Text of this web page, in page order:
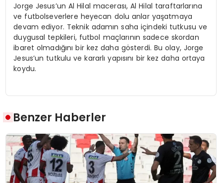
Jorge Jesus’un Al Hilal macerası, Al Hilal taraftarlarına
ve futbolseverlere heyecan dolu anlar yaşatmaya
devam ediyor. Teknik adamın saha içindeki tutkusu ve
duygusal tepkileri, futbol maçlarının sadece skordan
ibaret olmadığını bir kez daha gösterdi. Bu olay, Jorge
Jesus’un tutkulu ve kararlı yapısını bir kez daha ortaya
koydu.
Benzer Haberler